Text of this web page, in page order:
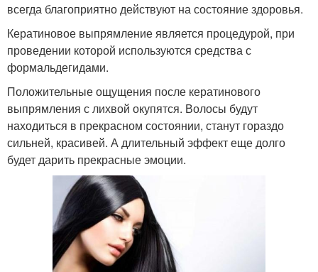
всегда благоприятно действуют на состояние здоровья.
Кератиновое выпрямление является процедурой, при
проведении которой используются средства с
формальдегидами.
Положительные ощущения после кератинового
выпрямления с лихвой окупятся. Волосы будут
находиться в прекрасном состоянии, станут гораздо
сильней, красивей. А длительный эффект еще долго
будет дарить прекрасные эмоции.